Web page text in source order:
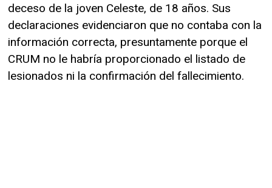
deceso de la joven Celeste, de 18 años. Sus
declaraciones evidenciaron que no contaba con la
información correcta, presuntamente porque el
CRUM no le habría proporcionado el listado de
lesionados ni la confirmación del fallecimiento.